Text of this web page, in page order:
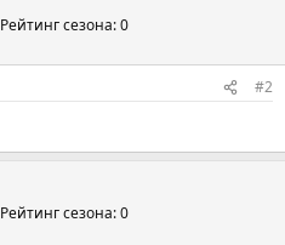
Рейтинг сезона: 0
#2
Рейтинг сезона: 0